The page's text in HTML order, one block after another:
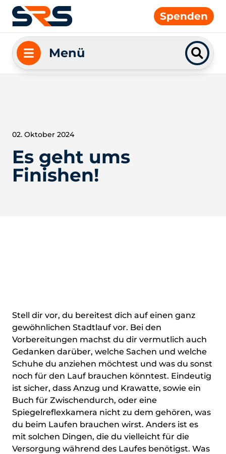
Spenden
Menü
02. Oktober 2024
Es geht ums
Finishen!
Stell dir vor, du bereitest dich auf einen ganz
gewöhnlichen Stadtlauf vor. Bei den
Vorbereitungen machst du dir vermutlich auch
Gedanken darüber, welche Sachen und welche
Schuhe du anziehen möchtest und was du sonst
noch für den Lauf brauchen könntest. Eindeutig
ist sicher, dass Anzug und Krawatte, sowie ein
Buch für Zwischendurch, oder eine
Spiegelreflexkamera nicht zu dem gehören, was
du beim Laufen brauchen wirst. Anders ist es
mit solchen Dingen, die du vielleicht für die
Versorgung während des Laufes benötigst. Was